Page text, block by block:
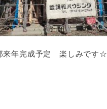
来年完成予定 楽しみです☆